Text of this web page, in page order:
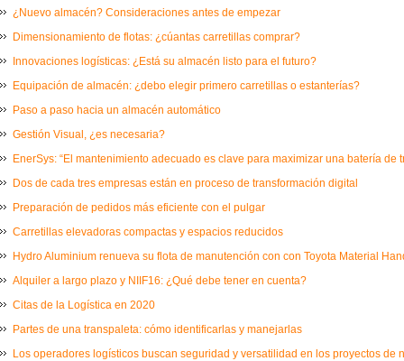
¿Nuevo almacén? Consideraciones antes de empezar
Dimensionamiento de flotas: ¿cúantas carretillas comprar?
Innovaciones logísticas: ¿Está su almacén listo para el futuro?
Equipación de almacén: ¿debo elegir primero carretillas o estanterías?
Paso a paso hacia un almacén automático
Gestión Visual, ¿es necesaria?
EnerSys: “El mantenimiento adecuado es clave para maximizar una batería de
Dos de cada tres empresas están en proceso de transformación digital
Preparación de pedidos más eficiente con el pulgar
Carretillas elevadoras compactas y espacios reducidos
Hydro Aluminium renueva su flota de manutención con con Toyota Material
Alquiler a largo plazo y NIIF16: ¿Qué debe tener en cuenta?
Citas de la Logística en 2020
Partes de una transpaleta: cómo identificarlas y manejarlas
Los operadores logísticos buscan seguridad y versatilidad en los proyectos de